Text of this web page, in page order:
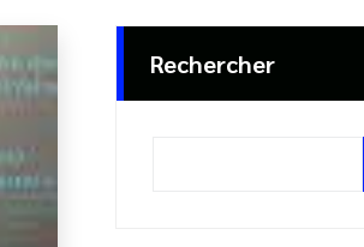
Rechercher